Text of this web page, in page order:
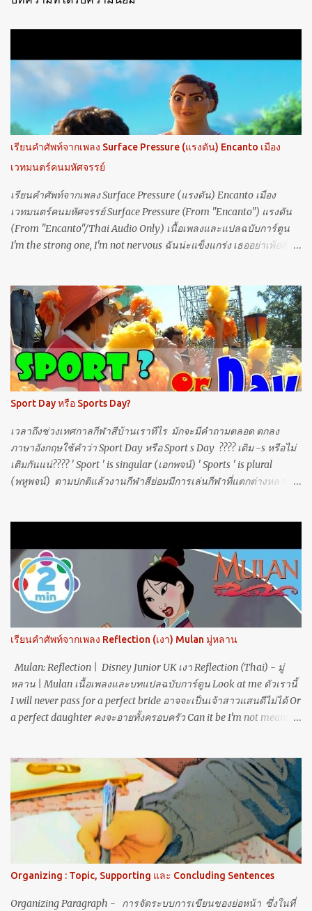
เรียนคำศัพท์จากเพลง Surface Pressure (แรงดัน) Encanto เมือง
เวทมนตร์คนมหัศจรรย์
เรียนคำศัพท์จากเพลง Surface Pressure (แรงดัน) Encanto เมือง
เวทมนตร์คนมหัศจรรย์ Surface Pressure (From "Encanto") แรงดัน
(From "Encanto"/Thai Audio Only) เนื้อเพลงและแปลฉบับการ์ตูน
I'm the strong one, I'm not nervous ฉันน่ะแข็งแกร่ง เธออย่าเพ้อสิ
ชักเย่อตึก And I glow 'cause I know what my worth is ด้วยคุณค่า ที่
เจิดจ้า กว่าที่เธอนึก I don't ask how hard the work is งานจะแสนยาก
ไม่เคยเชิดใส่ Got a rough indestructible surface หนังก็หนา ดั่ง
เหล็กกล้าที่เป็นเลิศไง Diamonds and platinum, I find 'em, I flatten
'em เพชรที่ว่าแข็ง ทุบจนเม็ด มันป่นแป้ง I take what I'm handed, I
break what's demanding ขว้างมาซิ จะรีบงับ ใส่เต็มที่ อัดให้ยับ But
แต่ว่า Under the surface ใต้ภาพอันเลิศเลอ I feel berserk as a
tightrope walker in a three-ring circus มันสุดจะเหวอและหวั่นไหว
เหมือนนักไต่เชือกที่พร้อมจะเดินพลาด Unde...
Sport Day หรือ Sports Day?
เวลาถึงช่วงเทศกาลกีฬาสีบ้านเราทีไร มักจะมีคำถามตลอด ตกลง
ภาษาอังกฤษใช้คำว่า Sport Day หรือ Sport s Day ???? เติม -s หรือไม่
เติมกันแน่???? ' Sport ' is singular (เอกพจน์) ' Sports ' is plural
(พหูพจน์) ตามปกติแล้วงานกีฬาสีย่อมมีการเล่นกีฬาที่แตกต่างหลาก
ของวันได้ ******* แก้ไขเพิ่มเติมวันที่ 1 ส.ค. 2019 แต่ !!! ที่กล่าวมา
ข้างต้นเป็นหลักการจำที่ไม่ถูกต้องครับ! เพราะตามหลักภาษาแล้วนามที่
ใช้ขยายนาม หรือมีชื่อว่า Noun Modifiers (N1+N2) ซึ่งจะเติม -s
เฉพาะ N2 ซึ่งเป็นคำนามหลัก เท่านั้น โดย N1 เป็นวัตถุประสงค์
(purpose) ที่ขยาย N2 เป็นคำนามหลัก เอ .... แล้วทีนี้ทำไม sports ถึง
เติม s ล่ะ???? ก็เพราะว่า sports สามารถเป็น Adj ได้ครับ!!! เช่น sports
center, sports car, sports festival หรือ sports day เป็นต้น อ้างอิงจาก
h...
เรียนคำศัพท์จากเพลง Reflection (เงา) Mulan มู่หลาน
Mulan: Reflection | Disney Junior UK เงา Reflection (Thai) - มู่
หลาน | Mulan เนื้อเพลงและบทแปลฉบับการ์ตูน Look at me ตัวเรานี้
I will never pass for a perfect bride อาจจะเป็นเจ้าสาวแสนดีไม่ได้ Or
a perfect daughter คงจะอายทั้งครอบครัว Can it be I'm not meant to
would break my family's heart คงจะพาครอบครัวต้องเศร้า Who is
that girl I see ใครกันที่มองจ้องมา Staring straight, back at me สบ
สายตาไม่คุ้นเคย Why is my reflection someone I don't know เหตุใด
มองดูไม่รู้เลยว่าคือตัวเรา Somehow I cannot hide ดวงใจไม่อาจ
ซ่อนงำ Who I am ทนฝืนทำ Though I've tried ใครช้ำเท่า When will
my reflection show who I am inside จะมีไหมวันใดเห็นเงา เป็นเช่น
เราที่แท้ When will my reflection show who I am inside จะมีไหมวัน
ใดเห็นเงา เป็นเช่นเราข้างใน ขยายความและเรียนรู้คำศัพท์ Look at
me, I will never pass for a perfect bride or a perfect daughter. ดูฉัน
Organizing : Topic, Supporting และ Concluding Sentences
Organizing Paragraph - การจัดระบบการเขียนของย่อหน้า ซึ่งในที่